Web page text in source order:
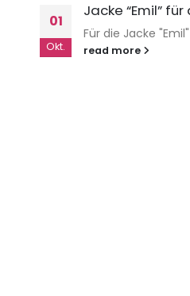
01
Okt.
Jacke “Emil”
Für die Jacke
read more